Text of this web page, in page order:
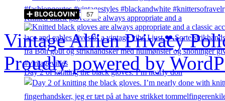
Knitted black gloves are always appropriate and a
Day 2 of knitting the black gloves. I’m nearly don
Vintage AlfienPrivacy
Proudly powered by